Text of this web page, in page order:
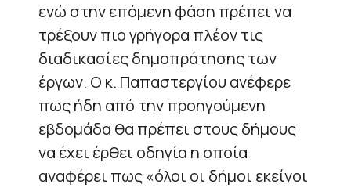
ενώ στην επόμενη φάση πρέπει να
τρέξουν πιο γρήγορα πλέον τις
διαδικασίες δημοπράτησης των
έργων. Ο κ. Παπαστεργίου ανέφερε
πως ήδη από την προηγούμενη
εβδομάδα θα πρέπει στους δήμους
να έχει έρθει οδηγία η οποία
αναφέρει πως «όλοι οι δήμοι εκείνοι